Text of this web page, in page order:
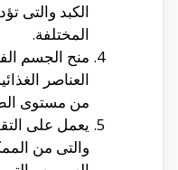
الكبد والتى
المختلفة.
منح الجسم
العناصر
من مستوى
يعمل على
والتى من